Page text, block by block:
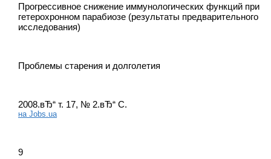
Прогрессивное снижение иммунологических функций при
гетерохронном парабиозе (результаты предварительного
исследования)
Проблемы старения и долголетия
2008.вЂ“ т. 17, № 2.вЂ“ С.
на Jobs.ua
9